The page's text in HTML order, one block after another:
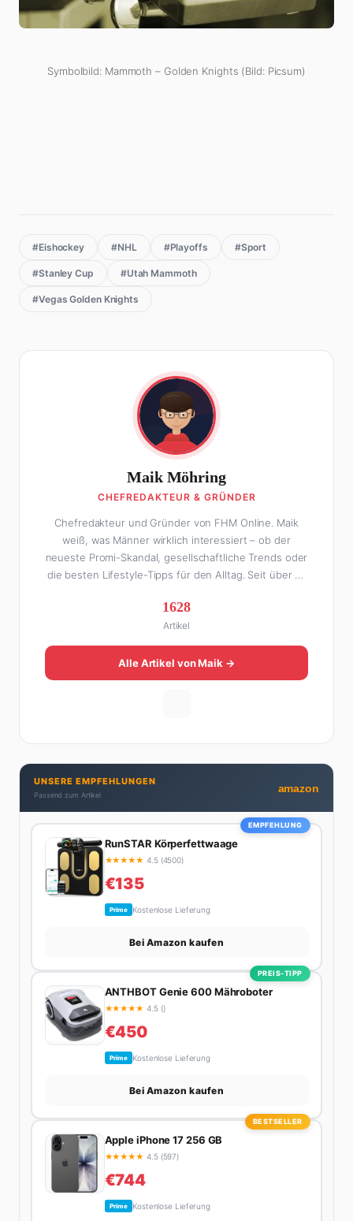
Symbolbild: Mammoth – Golden Knights (Bild: Picsum)
#Eishockey #NHL #Playoffs #Sport
#Stanley Cup #Utah Mammoth
#Vegas Golden Knights
Maik Möhring
CHEFREDAKTEUR & GRÜNDER
Chefredakteur und Gründer von FHM Online. Maik
weiß, was Männer wirklich interessiert – ob der
neueste Promi-Skandal, gesellschaftliche Trends oder
die besten Lifestyle-Tipps für den Alltag. Seit über 10
Online zu einer der führenden Männer-Lifestyle-
Plattformen im deutschsprachigen Raum aufgebaut.
Sein Weg dahin war alles andere als geradlinig: Die
eine Hälfte seines Lebens stand er in der
Gastronomie – mit allem, was dazugehört. Die andere
dran. Wenn Maik nicht gerade den heißesten Tratsch
aus der Promi-Welt aufspürt oder die besten
Lifestyle-Empfehlungen zusammenstellt, findet man
ihn beim Wandern in den Schweizer Alpen, am Grill
mit Freunden oder auf der Suche nach dem
perfekten Espresso. Sein Motto: Lieber einmal richtig
1628
Artikel
Alle Artikel von Maik →
UNSERE EMPFEHLUNGEN
Passend zum Artikel
amazon
EMPFEHLUNG
RunSTAR Körperfettwaage
★★★★★ 4.5 (4500)
€135
Prime Kostenlose Lieferung
Bei Amazon kaufen
PREIS-TIPP
ANTHBOT Genie 600 Mähroboter
★★★★★ 4.5 ()
€450
Prime Kostenlose Lieferung
Bei Amazon kaufen
BESTSELLER
Apple iPhone 17 256 GB
★★★★★ 4.5 (597)
€744
Prime Kostenlose Lieferung